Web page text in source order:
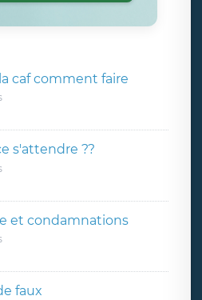
caf comment faire
s'attendre ??
et condamnations
faux